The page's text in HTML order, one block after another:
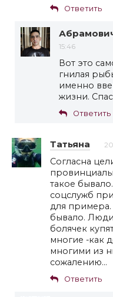
Ответить
15:46
Вот это
гнилая
именно
жизни.
Ответить
Татьяна
Согласна
такое
соцслужб
для
бывало.
болячек
многие -как
многими из
сожалению…
Ответить